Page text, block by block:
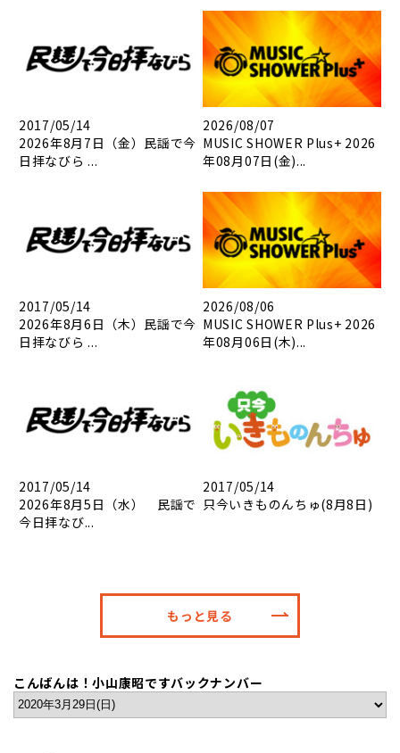
2017/05/14
2026年8月7日（金）民謡で今
日拝なびら ...
2026/08/07
MUSIC SHOWER Plus+ 2026
年08月07日(金)...
2017/05/14
2026年8月6日（木）民謡で今
日拝なびら ...
2026/08/06
MUSIC SHOWER Plus+ 2026
年08月06日(木)...
2017/05/14
2026年8月5日（水） 民謡で
今日拝なび...
2017/05/14
只今いきものんちゅ(8月8日)
もっと見る
こんばんは！小山康昭ですバックナンバー